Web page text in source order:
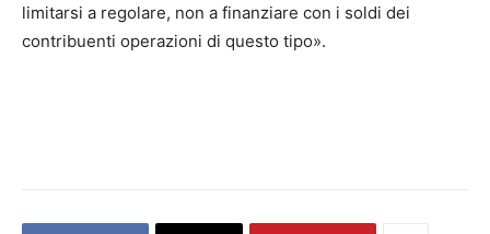
limitarsi a regolare, non a finanziare con i soldi dei
contribuenti operazioni di questo tipo».